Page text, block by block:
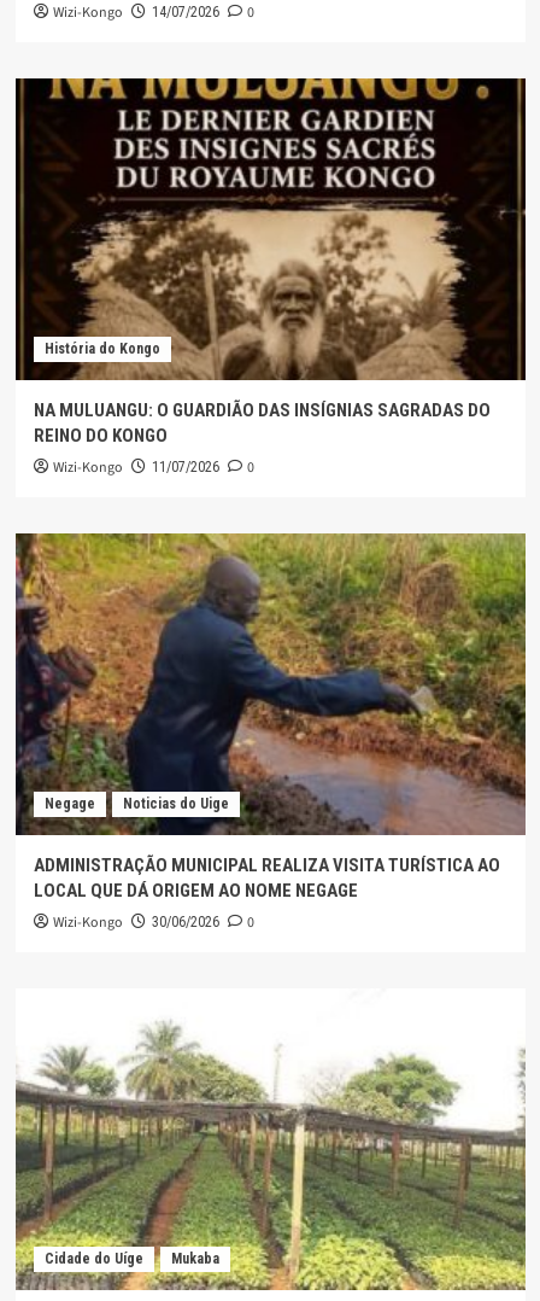
Wizi-Kongo 14/07/2026 0
História do Kongo
NA MULUANGU: O GUARDIÃO DAS INSÍGNIAS SAGRADAS DO
REINO DO KONGO
Wizi-Kongo 11/07/2026 0
Negage Noticias do Uige
ADMINISTRAÇÃO MUNICIPAL REALIZA VISITA TURÍSTICA AO
LOCAL QUE DÁ ORIGEM AO NOME NEGAGE
Wizi-Kongo 30/06/2026 0
Cidade do Uíge Mukaba